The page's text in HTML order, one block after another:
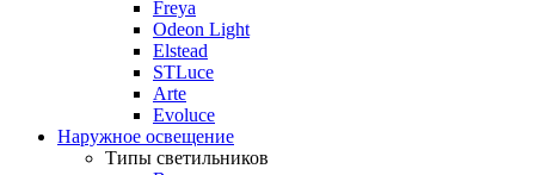
Freya
Odeon Light
Elstead
STLuce
Arte
Evoluce
Наружное освещение
Типы светильников